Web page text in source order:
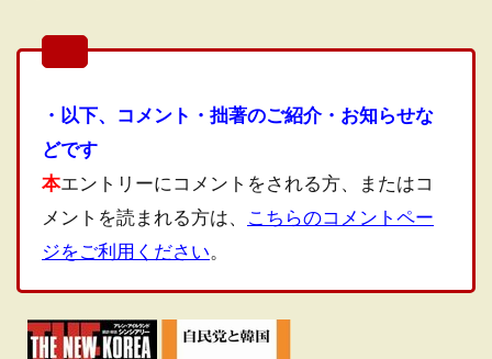
・以下、コメント・拙著のご紹介・お知らせな
どです
本エントリーにコメントをされる方、またはコ
メントを読まれる方は、 こちらのコメントペー
ジをご利用ください。